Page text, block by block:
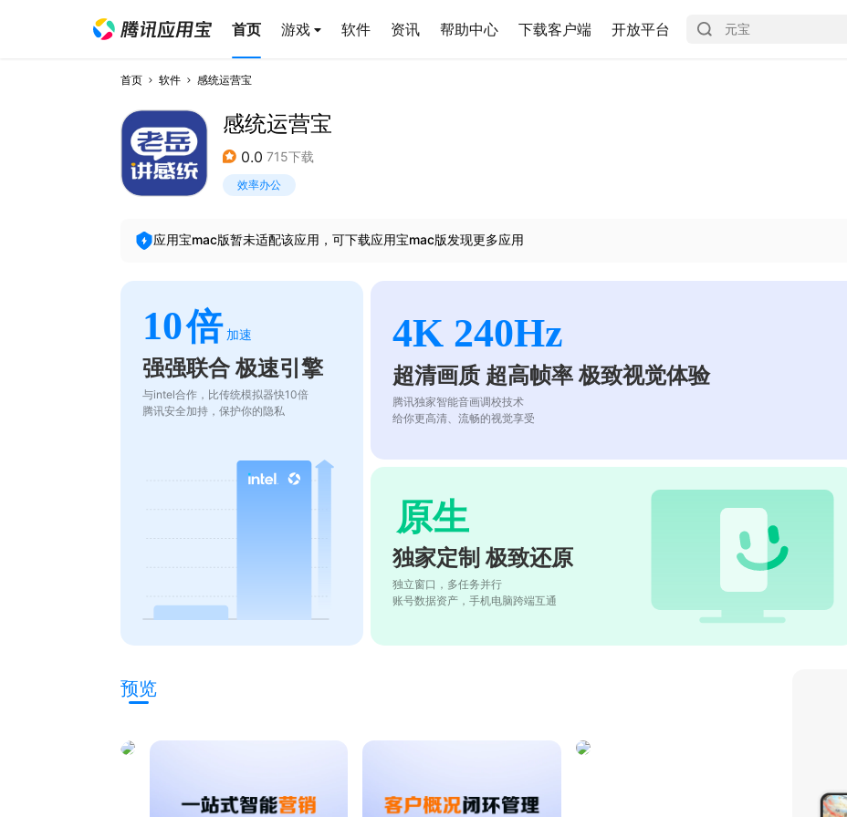
首页 游戏 软件 资讯 帮助中心 下载客户端 开放平台
首页 软件 感统运营宝
感统运营宝
0.0 715下载
效率办公
应用宝mac版暂未适配该应用，可下载应用宝mac版发现更多应用
10倍 加速
强强联合 极速引擎
与intel合作，比传统模拟器快10倍
腾讯安全加持，保护你的隐私
4K 240Hz
超清画质 超高帧率 极致视觉体验
腾讯独家智能音画调校技术
给你更高清、流畅的视觉享受
原生
独家定制 极致还原
独立窗口，多任务并行
账号数据资产，手机电脑跨端互通
预览